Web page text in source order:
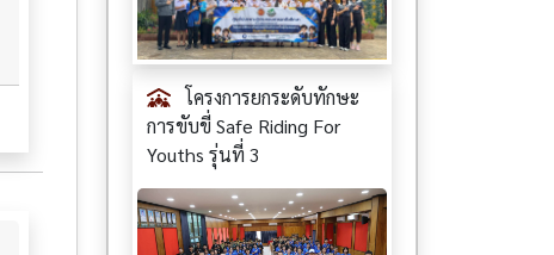
โครงการยกระดับทักษะ
การขับขี่ Safe Riding For
Youths รุ่นที่ 3